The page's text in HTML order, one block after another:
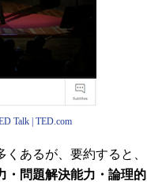
Talk | TED.com
あるが、要約すると、
・問題解決能力・論理的